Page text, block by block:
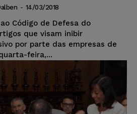
- 14/03/2018
Código de Defesa do
que visam inibir
por parte das empresas de
feira,...